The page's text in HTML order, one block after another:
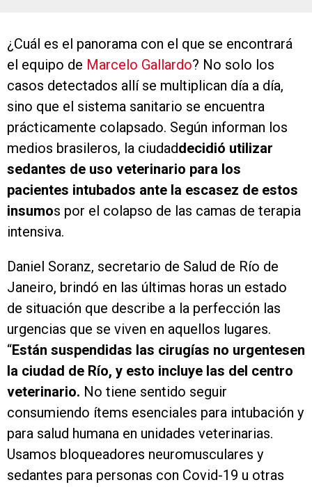
¿Cuál es el panorama con el que se encontrará
el equipo de Marcelo Gallardo? No solo los
casos detectados allí se multiplican día a día,
sino que el sistema sanitario se encuentra
prácticamente colapsado. Según informan los
medios brasileros, la ciudaddecidió utilizar
sedantes de uso veterinario para los
pacientes intubados ante la escasez de estos
insumos por el colapso de las camas de terapia
intensiva.
Daniel Soranz, secretario de Salud de Río de
Janeiro, brindó en las últimas horas un estado
de situación que describe a la perfección las
urgencias que se viven en aquellos lugares.
“Están suspendidas las cirugías no urgentesen
la ciudad de Río, y esto incluye las del centro
veterinario. No tiene sentido seguir
consumiendo ítems esenciales para intubación y
para salud humana en unidades veterinarias.
Usamos bloqueadores neuromusculares y
sedantes para personas con Covid-19 u otras